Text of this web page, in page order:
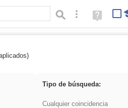
Búsqueda avanzada
Ayuda
(en
Tipo de búsqueda:
Cualquier coincidencia